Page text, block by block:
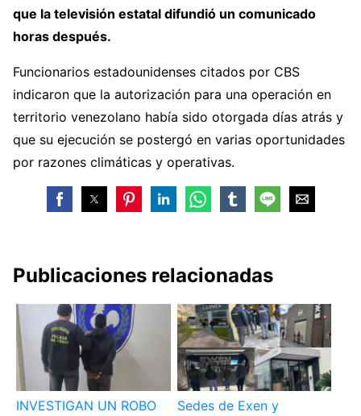
que la televisión estatal difundió un comunicado
horas después.
Funcionarios estadounidenses citados por CBS
indicaron que la autorización para una operación en
territorio venezolano había sido otorgada días atrás y
que su ejecución se postergó en varias oportunidades
por razones climáticas y operativas.
Publicaciones relacionadas
INVESTIGAN UN ROBO
Sedes de Exen y